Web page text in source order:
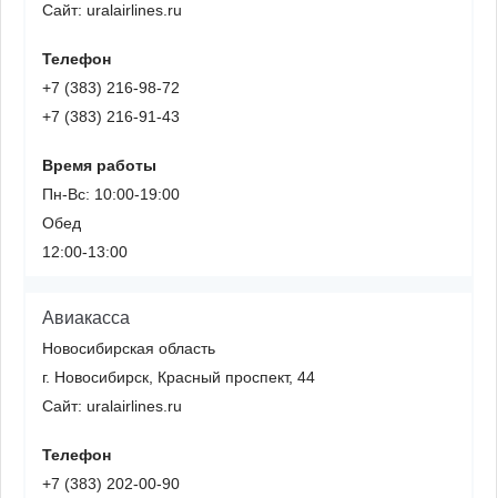
Сайт: uralairlines.ru
Телефон
+7 (383) 216-98-72
+7 (383) 216-91-43
Время работы
Пн-Вс: 10:00-19:00
Обед
12:00-13:00
Авиакасса
Новосибирская область
г. Новосибирск, Красный проспект, 44
Сайт: uralairlines.ru
Телефон
+7 (383) 202-00-90